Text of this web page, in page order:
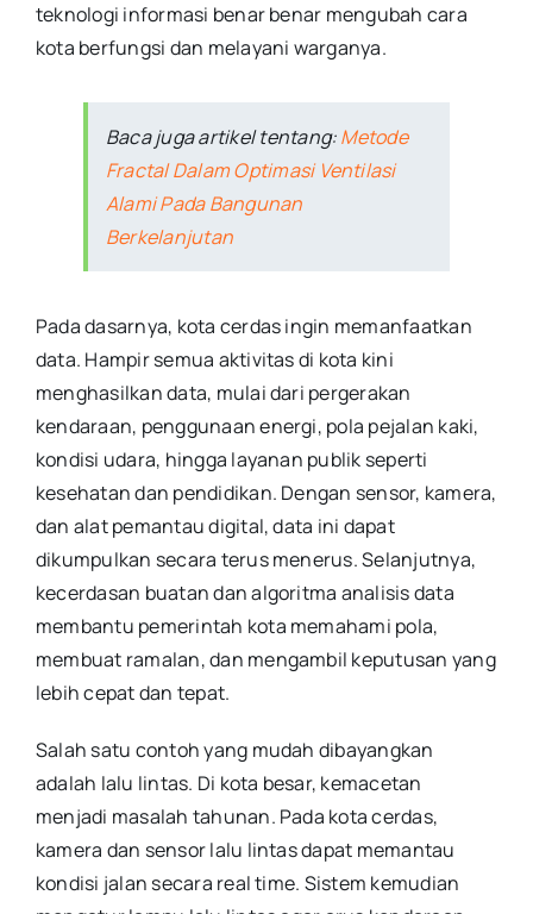
teknologi informasi benar benar mengubah cara
kota berfungsi dan melayani warganya.
Baca juga artikel tentang:Metode
Fractal Dalam Optimasi Ventilasi
Alami Pada Bangunan
Berkelanjutan
Pada dasarnya, kota cerdas ingin memanfaatkan
data. Hampir semua aktivitas di kota kini
menghasilkan data, mulai dari pergerakan
kendaraan, penggunaan energi, pola pejalan kaki,
kondisi udara, hingga layanan publik seperti
kesehatan dan pendidikan. Dengan sensor, kamera,
dan alat pemantau digital, data ini dapat
dikumpulkan secara terus menerus. Selanjutnya,
kecerdasan buatan dan algoritma analisis data
membantu pemerintah kota memahami pola,
membuat ramalan, dan mengambil keputusan yang
lebih cepat dan tepat.
Salah satu contoh yang mudah dibayangkan
adalah lalu lintas. Di kota besar, kemacetan
menjadi masalah tahunan. Pada kota cerdas,
kamera dan sensor lalu lintas dapat memantau
kondisi jalan secara real time. Sistem kemudian